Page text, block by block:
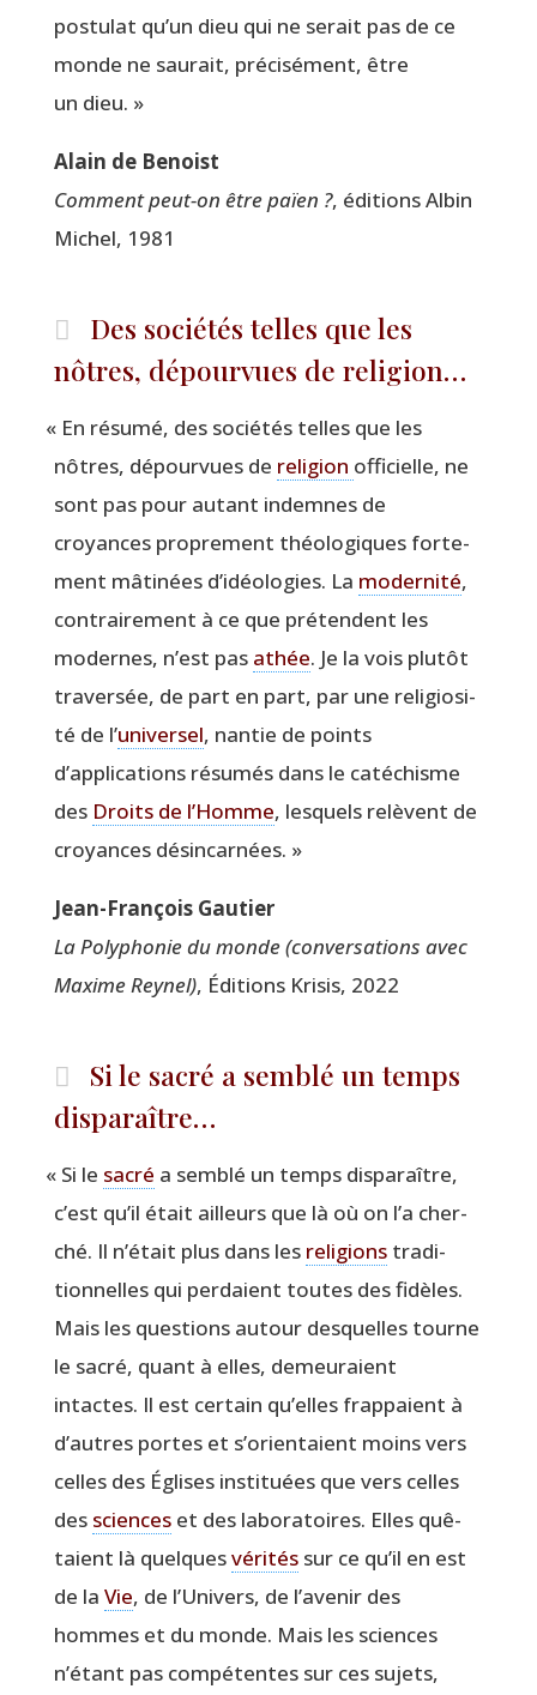
pos­tu­lat qu’un dieu qui ne serait pas de ce
monde ne sau­rait, pré­ci­sé­ment, être
un dieu. »
Alain de Benoist
Com­ment peut-on être païen ?, édi­tions Albin
Michel, 1981
Des sociétés telles que les
nôtres, dépourvues de religion…
« En résu­mé, des socié­tés telles que les
nôtres, dépour­vues de reli­gion offi­cielle, ne
sont pas pour autant indemnes de
croyances pro­pre­ment théo­lo­giques for­te­
ment mâti­nées d’idéologies. La moder­ni­té,
contrai­re­ment à ce que pré­tendent les
modernes, n’est pas athée. Je la vois plu­tôt
tra­ver­sée, de part en part, par une reli­gio­si­
té de l’uni­ver­sel, nan­tie de points
d’applications résu­més dans le caté­chisme
des Droits de l’Homme, les­quels relèvent de
croyances désincarnées. »
Jean-Fran­çois Gautier
La Poly­pho­nie du monde (conver­sa­tions avec
Maxime Rey­nel), Édi­tions Kri­sis, 2022
Si le sacré a semblé un temps
disparaître…
« Si le sacré a sem­blé un temps dis­pa­raître,
c’est qu’il était ailleurs que là où on l’a cher­
ché. Il n’était plus dans les reli­gionstra­di­
tion­nelles qui per­daient toutes des fidèles.
Mais les ques­tions autour des­quelles tourne
le sacré, quant à elles, demeu­raient
intactes. Il est cer­tain qu’elles frap­paient à
d’autres portes et s’orientaient moins vers
celles des Églises ins­ti­tuées que vers celles
des scienceset des labo­ra­toires. Elles quê­
taient là quelquesvéri­téssur ce qu’il en est
de la Vie, de l’Univers, de l’avenir des
hommes et du monde. Mais les sciences
n’étant pas com­pé­tentes sur ces sujets,